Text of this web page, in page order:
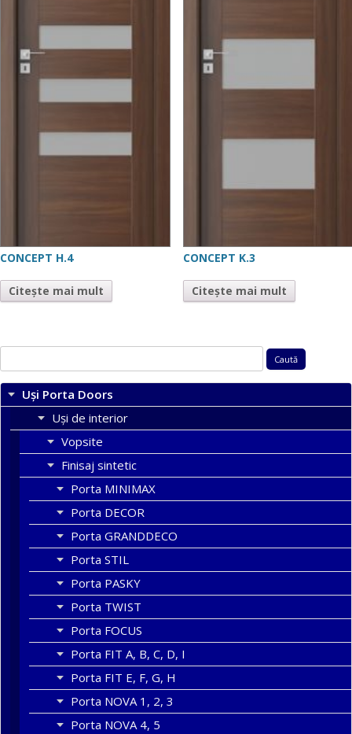
CONCEPT H.4
Citește mai mult
CONCEPT K.3
Citește mai mult
după:
Uși Porta Doors
Uși de interior
Vopsite
Finisaj sintetic
Porta MINIMAX
Porta DECOR
Porta GRANDDECO
Porta STIL
Porta PASKY
Porta TWIST
Porta FOCUS
Porta FIT A, B, C, D, I
Porta FIT E, F, G, H
Porta NOVA 1, 2, 3
Porta NOVA 4, 5